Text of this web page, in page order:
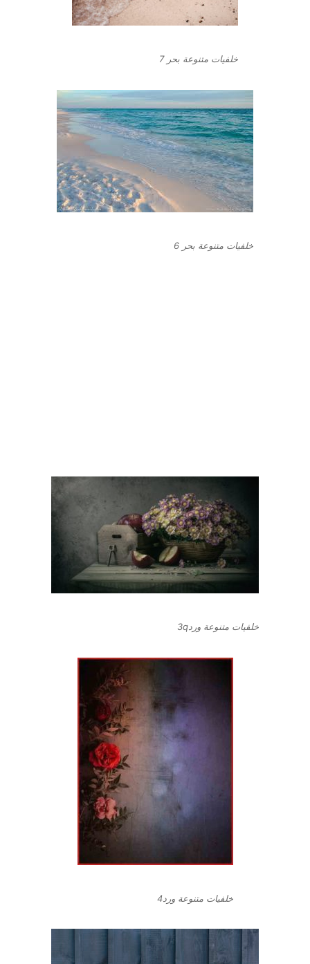
خلفيات متنوعة بحر 7
خلفيات متنوعة بحر 6
خلفيات متنوعة ورد3q
خلفيات متنوعة ورد4